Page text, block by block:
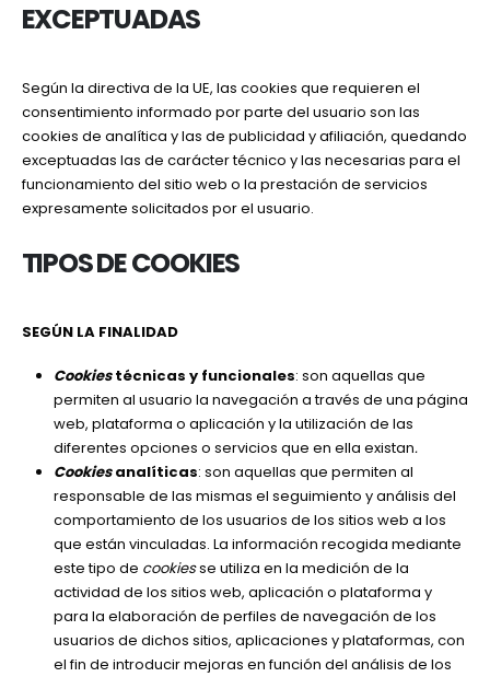
EXCEPTUADAS
Según la directiva de la UE, las cookies que requieren el
consentimiento informado por parte del usuario son las
cookies de analítica y las de publicidad y afiliación, quedando
exceptuadas las de carácter técnico y las necesarias para el
funcionamiento del sitio web o la prestación de servicios
expresamente solicitados por el usuario.
TIPOS DE COOKIES
SEGÚN LA FINALIDAD
Cookiestécnicas y funcionales: son aquellas que
permiten al usuario la navegación a través de una página
web, plataforma o aplicación y la utilización de las
diferentes opciones o servicios que en ella existan.
Cookiesanalíticas: son aquellas que permiten al
responsable de las mismas el seguimiento y análisis del
comportamiento de los usuarios de los sitios web a los
que están vinculadas. La información recogida mediante
este tipo de cookiesse utiliza en la medición de la
actividad de los sitios web, aplicación o plataforma y
para la elaboración de perfiles de navegación de los
usuarios de dichos sitios, aplicaciones y plataformas, con
el fin de introducir mejoras en función del análisis de los